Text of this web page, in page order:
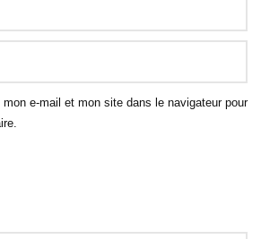
mon e-mail et mon site dans le navigateur pour